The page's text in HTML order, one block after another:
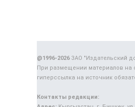
@1996-2026ЗАО "Издательский
При размещении материалов на
гиперссылка на источник
Контакты редакции: